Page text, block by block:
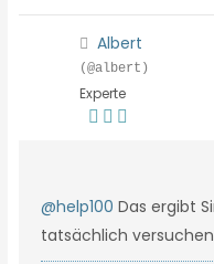
Albert
(@albert)
Experte
@help100 Das ergibt
tatsächlich